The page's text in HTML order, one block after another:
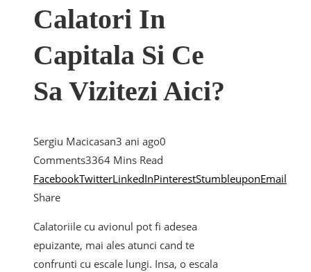
Calatori In
Capitala Si Ce
Sa Vizitezi Aici?
Sergiu Macicasan3 ani ago0
Comments3364 Mins Read
FacebookTwitterLinkedInPinterestStumbleuponEmail
Share
Calatoriile cu avionul pot fi adesea
epuizante, mai ales atunci cand te
confrunti cu escale lungi. Insa, o escala